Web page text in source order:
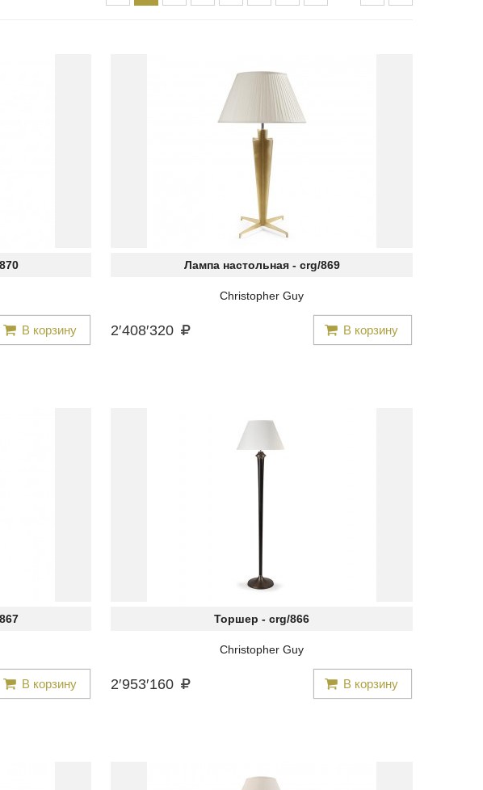
В корзину
Лампа настольная - crg/869
Christopher Guy
2′408′320 В корзину
В корзину
Торшер - crg/866
Christopher Guy
2′953′160 В корзину